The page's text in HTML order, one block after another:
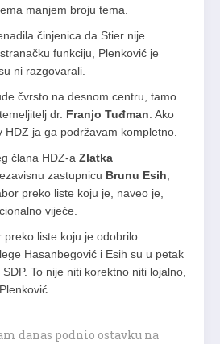
manjem broju tema.
činjenica da Stier nije
funkciju, Plenković je
ni razgovarali.
čvrsto na desnom centru, tamo
dr. Franjo Tuđman . Ako
HDZ ja ga podržavam kompletno.
člana HDZ-a Zlatka
zastupnicu Brunu Esih
preko liste koju je, naveo je,
vijeće.
preko liste koju je odobrilo
Hasanbegović i Esih su u petak
To nije niti korektno niti lojalno,
danas podnio ostavku na